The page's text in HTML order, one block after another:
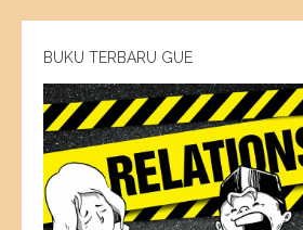
BUKU TERBARU GUE